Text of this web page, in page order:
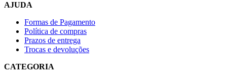
AJUDA
Formas de Pagamento
Política de compras
Prazos de entrega
Trocas e devoluções
CATEGORIA